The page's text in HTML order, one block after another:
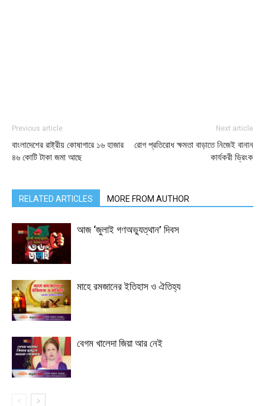
Previous article
বাংলাদেশের রাষ্ট্রীয় কোষাগারে ১৬ হাজার
৪৬ কোটি টাকা জমা আছে
Next article
রোগ প্রতিরোধ ক্ষমতা বাড়াতে নিজেই বানান
কার্যকরী ড্রিংক
RELATED ARTICLES MORE FROM AUTHOR
আজ ‘জুলাই গণঅভ্যুত্থান’ দিবস
মাহে রমজানের ইতিহাস ও ঐতিহ্য
বেগম খালেদা জিয়া আর নেই